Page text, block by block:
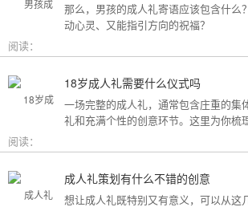
那么，男孩的成人礼寄语应该包含什么
动心灵、又能指引方向的祝福？
阅读：
18岁成人礼需要什么仪式吗
一场完整的成人礼，通常包含庄重的集
礼和充满个性的创意环节。这里为你梳
阅读：
成人礼策划有什么不错的创意
想让成人礼既特别又有意义，可以从这